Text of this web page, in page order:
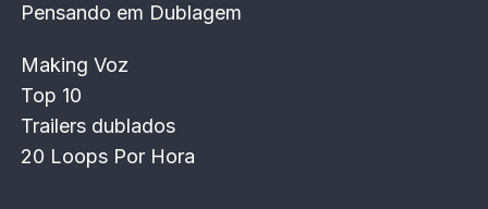
Pensando em Dublagem
Making Voz
Top 10
Trailers dublados
20 Loops Por Hora